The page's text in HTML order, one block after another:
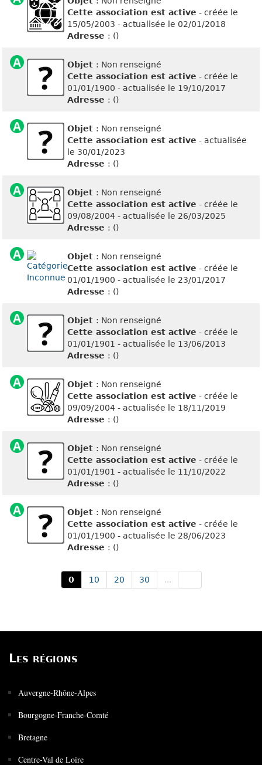
Cette association est active - créée le
15/05/2003 - actualisée le 02/01/2018
Adresse : ()
Objet : Non renseigné
Cette association est active - créée le
01/01/1900 - actualisée le 19/10/2017
Adresse : ()
Objet : Non renseigné
Cette association est active - actualisée
le 30/01/2023
Adresse : ()
Objet : Non renseigné
Cette association est active - créée le
09/08/2004 - actualisée le 26/03/2025
Adresse : ()
Objet : Non renseigné
Cette association est active - créée le
01/01/1900 - actualisée le 23/01/2017
Adresse : ()
Objet : Non renseigné
Cette association est active - créée le
01/01/1901 - actualisée le 13/06/2013
Adresse : ()
Objet : Non renseigné
Cette association est active - créée le
09/09/2004 - actualisée le 18/11/2019
Adresse : ()
Objet : Non renseigné
Cette association est active - créée le
01/01/1901 - actualisée le 11/10/2022
Adresse : ()
Objet : Non renseigné
Cette association est active - créée le
01/01/1900 - actualisée le 28/06/2023
Adresse : ()
0 10 20 30 ...
Les régions
Auvergne-Rhône-Alpes
Bourgogne-Franche-Comté
Bretagne
Centre-Val de Loire